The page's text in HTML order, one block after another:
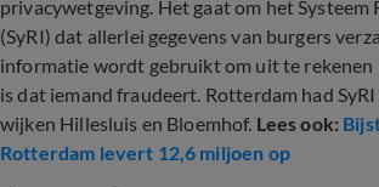
privacywetgeving. Het gaat om het Systeem
(SyRI) dat allerlei gegevens van burgers
informatie wordt gebruikt om uit te rekenen
is dat iemand fraudeert. Rotterdam had
wijken Hillesluis en Bloemhof. Lees ook:
Rotterdam levert 12,6 miljoen op